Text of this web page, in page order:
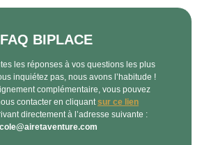
FAQ BIPLACE
les réponses à vos questions les plus
inquiétez pas, nous avons l’habitude !
complémentaire, vous pouvez
contacter en cliquant sur ce lien
directement à l’adresse suivante :